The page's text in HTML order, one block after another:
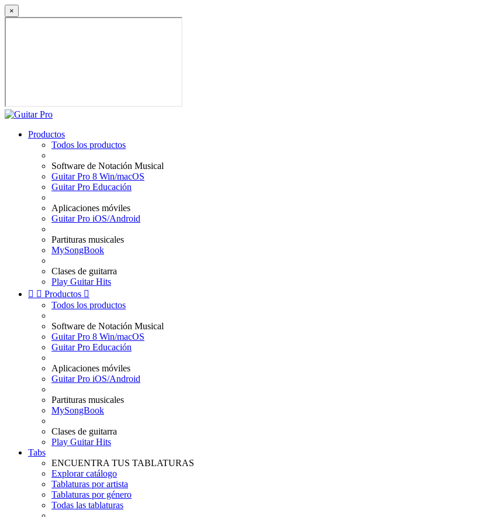
×
Productos
Todos los productos
Software de Notación Musical
Guitar Pro 8 Win/macOS
Guitar Pro Educación
Aplicaciones móviles
Guitar Pro iOS/Android
Partituras musicales
MySongBook
Clases de guitarra
Play Guitar Hits
  Productos 
Todos los productos
Software de Notación Musical
Guitar Pro 8 Win/macOS
Guitar Pro Educación
Aplicaciones móviles
Guitar Pro iOS/Android
Partituras musicales
MySongBook
Clases de guitarra
Play Guitar Hits
Tabs
ENCUENTRA TUS TABLATURAS
Explorar catálogo
Tablaturas por artista
Tablaturas por género
Todas las tablaturas